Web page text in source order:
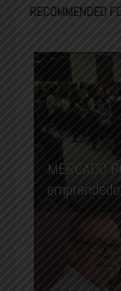
RECOMMENDED
MERCADO